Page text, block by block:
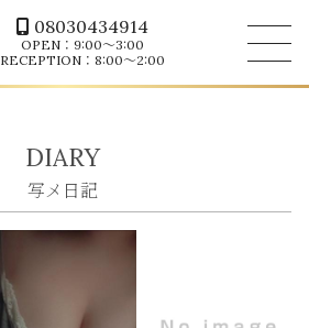
08030434914
OPEN：9:00～3:00
RECEPTION：8:00～2:00
DIARY